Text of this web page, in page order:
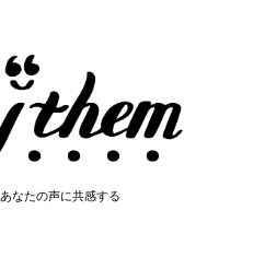
あなたの声に共感する
あなたの声に共感する